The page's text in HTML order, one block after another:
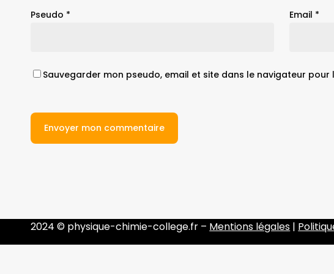
Pseudo * Email *
Sauvegarder mon pseudo, email et site dans le navigateur
2024 © physique-chimie-college.fr – Mentions légales |